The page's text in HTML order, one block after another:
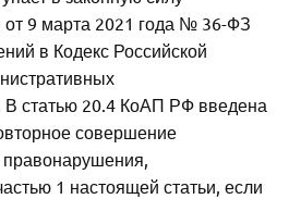
9 марта 2021 года № 36-ФЗ
в Кодекс Российской
В статью 20.4 КоАП РФ введена
совершение
правонарушения,
1 настоящей статьи, если